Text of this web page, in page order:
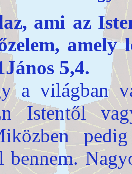
ami az
5,4.
a világban
Istentől
bennem.